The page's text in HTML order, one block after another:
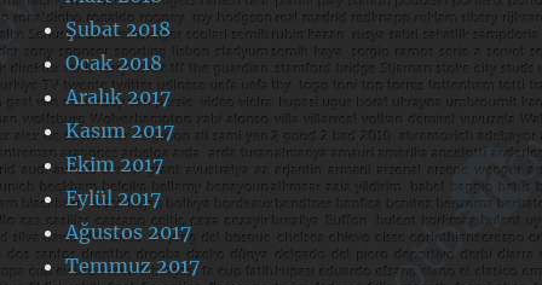
Şubat 2018
Ocak 2018
Aralık 2017
Kasım 2017
Ekim 2017
Eylül 2017
Ağustos 2017
Temmuz 2017